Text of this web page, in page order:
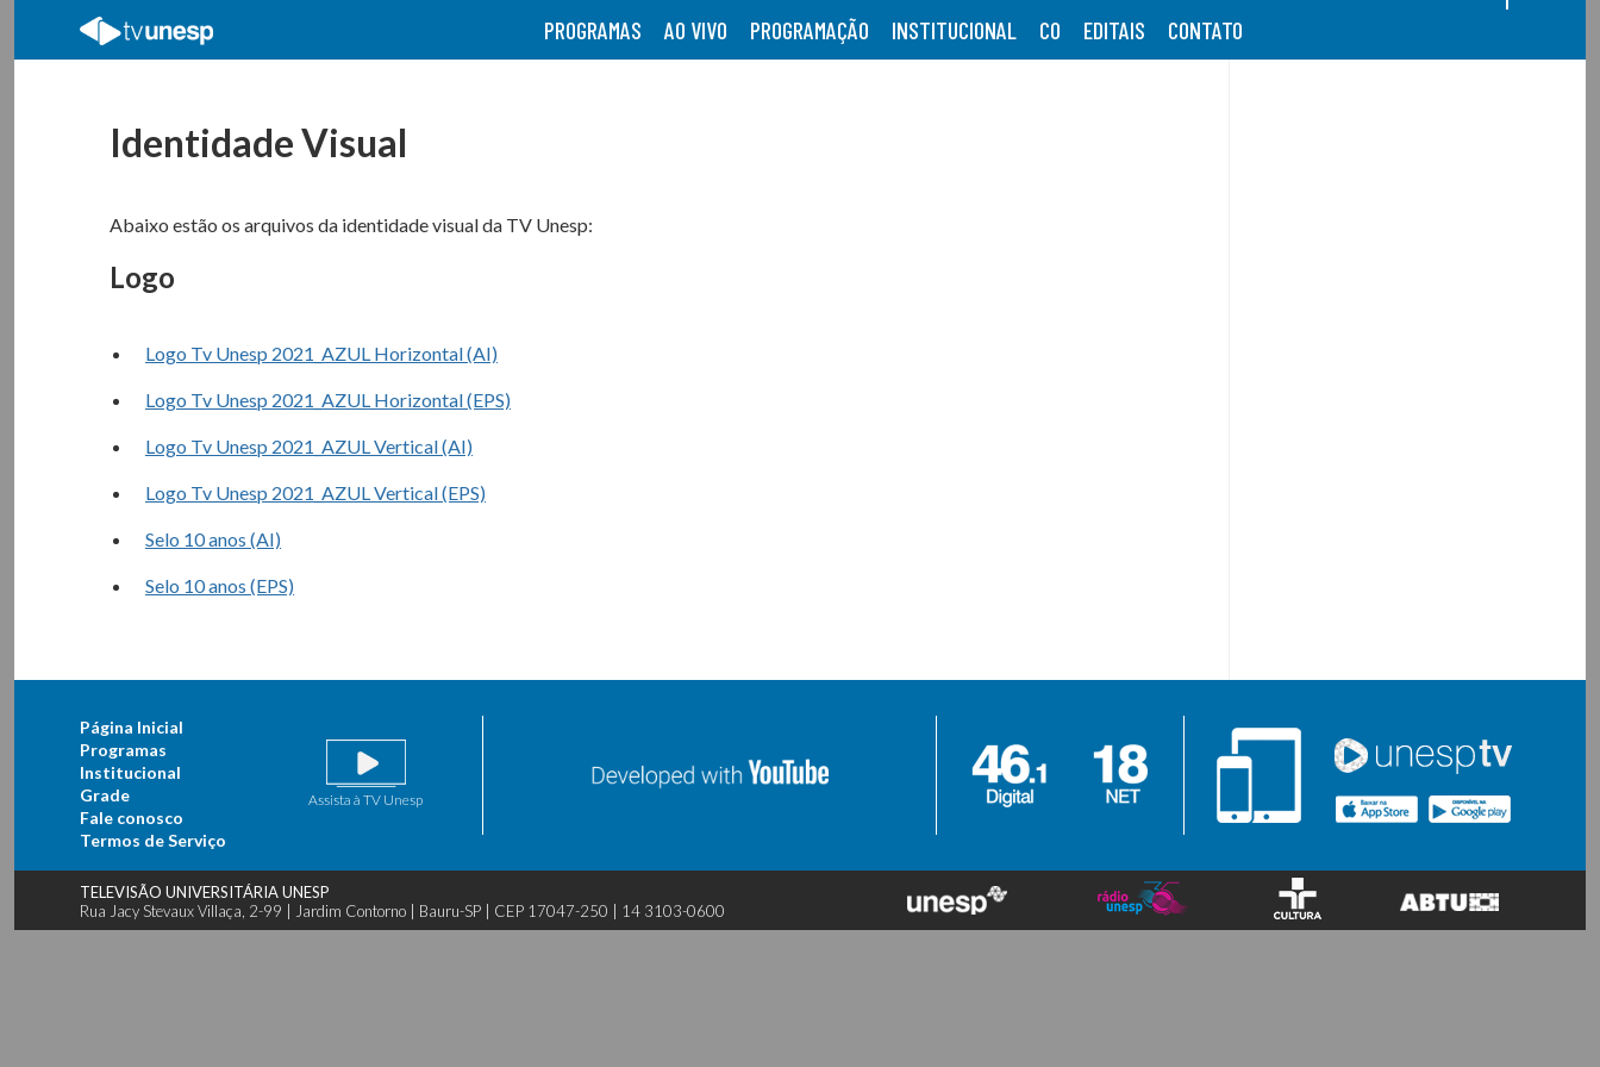
PROGRAMAS AO VIVO PROGRAMAÇÃO INSTITUCIONAL CO EDITAIS CONTATO
Identidade Visual
Abaixo estão os arquivos da identidade visual da TV Unesp:
Logo
Logo Tv Unesp 2021_AZUL Horizontal (AI)
Logo Tv Unesp 2021_AZUL Horizontal (EPS)
Logo Tv Unesp 2021_AZUL Vertical (AI)
Logo Tv Unesp 2021_AZUL Vertical (EPS)
Selo 10 anos (AI)
Selo 10 anos (EPS)
Página Inicial
Programas
Institucional
Grade
Fale conosco
Termos de Serviço
Assista à TV Unesp
TELEVISÃO UNIVERSITÁRIA UNESP
Rua Jacy Stevaux Villaça, 2-99 | Jardim Contorno | Bauru-SP | CEP 17047-250 | 14 3103-0600